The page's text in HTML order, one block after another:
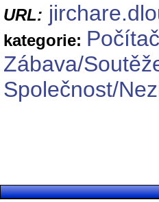
URL:
kategorie:
Zábava/
Společnost/